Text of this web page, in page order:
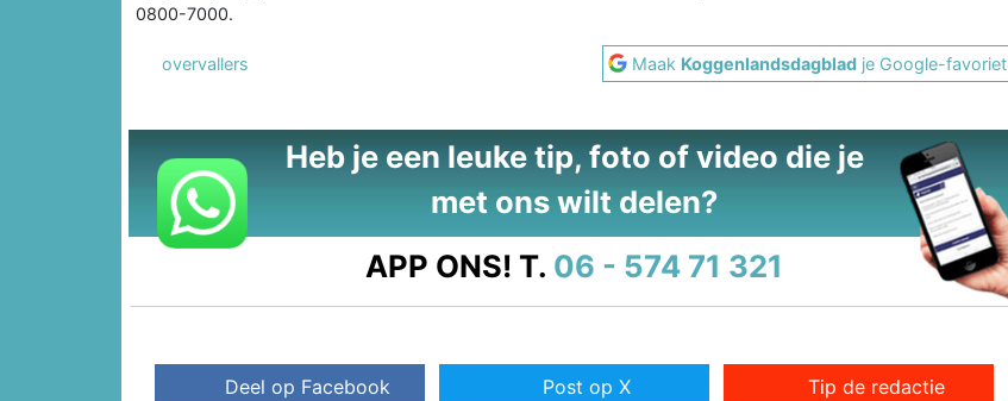
0800-7000.
overvallers Maak Koggenlandsdagblad je Google-favoriet
Heb je een leuke tip, foto of video die je
met ons wilt delen?
APP ONS! T. 06 - 574 71 321
Deel op Facebook Post op X Tip de redactie